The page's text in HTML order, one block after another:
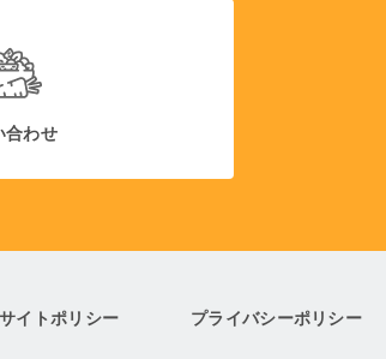
合わせ
サイトポリシー プライバシーポリシー